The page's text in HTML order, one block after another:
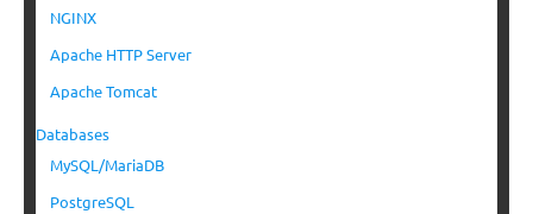
NGINX
Apache HTTP Server
Apache Tomcat
Databases
MySQL/MariaDB
PostgreSQL